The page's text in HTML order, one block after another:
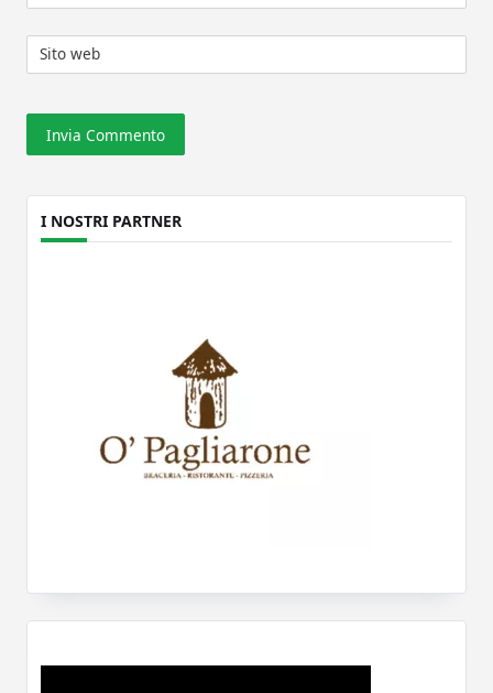
Sito web
I NOSTRI PARTNER